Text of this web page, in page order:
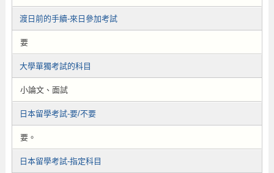
渡日前的手續-來日參加考試
要
大學單獨考試的科目
小論文、面試
日本留學考試-要/不要
要。
日本留學考試-指定科目